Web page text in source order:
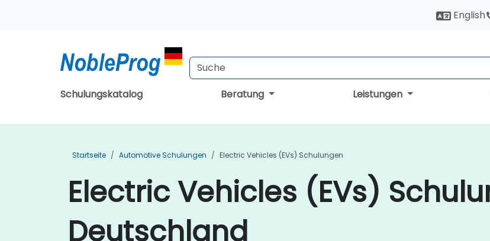
English
Schulungskatalog Beratung Leistungen
Startseite Automotive Schulungen Electric Vehicles (EVs) Schulungen
Electric Vehicles (EVs)
Deutschland